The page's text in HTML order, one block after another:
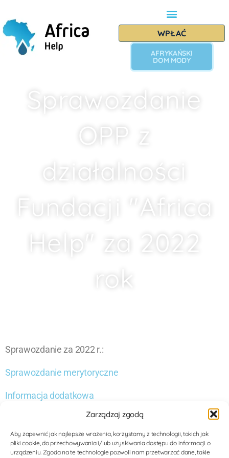
Zarządzaj zgodą
Aby zapewnić jak najlepsze wrażenia, korzystamy z technologii, takich jak
pliki cookie, do przechowywania i/lub uzyskiwania dostępu do informacji o
urządzeniu. Zgoda na te technologie pozwoli nam przetwarzać dane, takie
WPŁAĆ
AFRYKAŃSKI
DOM MODY
Sprawozdanie
OPP z
działalności
Fundacji "Africa
Help" za 2022
rok
Sprawozdanie za 2022 r.:
Sprawozdanie merytoryczne
Informacja dodatkowa
Rachunek zysków i strat
Bilans